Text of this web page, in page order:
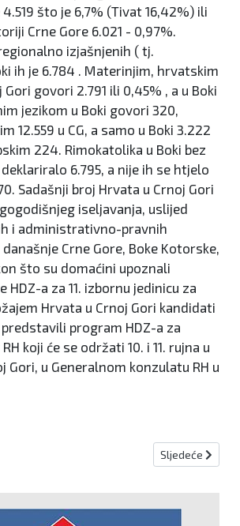
što je 6,7% (Tivat 16,42%) ili
Crne Gore 6.021 - 0,97%.
izjašnjenih ( tj.
ih je 6.784 . Materinjim, hrvatskim
Gori govori 2.791 ili 0,45% , a u Boki
jezikom u Boki govori 320,
12.559 u CG, a samo u Boki 3.222
224. Rimokatolika u Boki bez
6.795, a nije ih se htjelo
Sadašnji broj Hrvata u Crnoj Gori
iseljavanja, uslijed
i administrativno-pravnih
Crne Gore, Boke Kotorske,
što su domaćini upoznali
HDZ-a za 11. izbornu jedinicu za
Hrvata u Crnoj Gori kandidati
program HDZ-a za
koji će se održati 10. i 11. rujna u
Gori, u Generalnom konzulatu RH u
Hrvata u Domu naroda Parlamenta
Sljedeći
Sljedeće